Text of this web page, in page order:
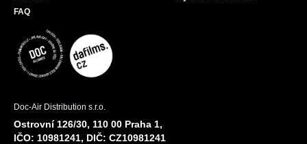
FAQ
Doc-Air Distribution s.r.o.
Ostrovní 126/30, 110 00 Praha 1,
IČO: 10981241, DIČ: CZ10981241